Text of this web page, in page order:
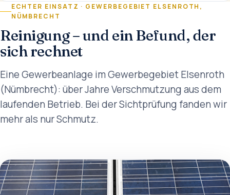
ECHTER EINSATZ · GEWERBEGEBIET ELSENROTH,
NÜMBRECHT
Reinigung – und ein Befund, der
sich rechnet
Eine Gewerbeanlage im Gewerbegebiet Elsenroth
(Nümbrecht): über Jahre Verschmutzung aus dem
laufenden Betrieb. Bei der Sichtprüfung fanden wir
mehr als nur Schmutz.